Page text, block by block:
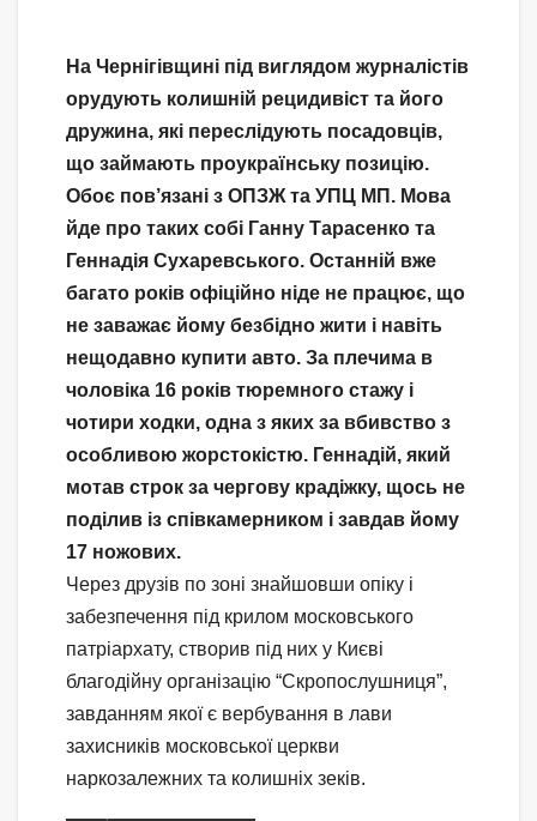
На Чернігівщині під виглядом журналістів
орудують колишній рецидивіст та його
дружина, які переслідують посадовців,
що займають проукраїнську позицію.
Обоє пов’язані з ОПЗЖ та УПЦ МП. Мова
йде про таких собі Ганну Тарасенко та
Геннадія Сухаревського. Останній вже
багато років офіційно ніде не працює, що
не заважає йому безбідно жити і навіть
нещодавно купити авто. За плечима в
чоловіка 16 років тюремного стажу і
чотири ходки, одна з яких за вбивство з
особливою жорстокістю. Геннадій, який
мотав строк за чергову крадіжку, щось не
поділив із співкамерником і завдав йому
17 ножових.
Через друзів по зоні знайшовши опіку і
забезпечення під крилом московського
патріархату, створив під них у Києві
благодійну організацію “Скропослушниця”,
завданням якої є вербування в лави
захисників московської церкви
наркозалежних та колишніх зеків.